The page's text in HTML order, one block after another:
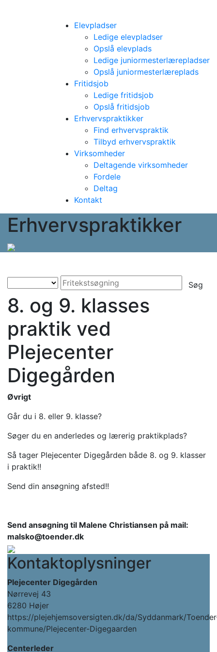
Elevpladser
Ledige elevpladser
Opslå elevplads
Ledige juniormesterlærepladser
Opslå juniormesterlæreplads
Fritidsjob
Ledige fritidsjob
Opslå fritidsjob
Erhvervspraktikker
Find erhvervspraktik
Tilbyd erhvervspraktik
Virksomheder
Deltagende virksomheder
Fordele
Deltag
Kontakt
Erhvervspraktikker
Søg
8. og 9. klasses
praktik ved
Plejecenter
Digegården
Øvrigt
Går du i 8. eller 9. klasse?
Søger du en anderledes og lærerig praktikplads?
Så tager Plejecenter Digegården både 8. og 9. klasser
i praktik!!
Send din ansøgning afsted!!
Send ansøgning til Malene Christiansen på mail:
malsko@toender.dk
Kontaktoplysninger
Plejecenter Digegården
Nørrevej 43
6280 Højer
https://plejehjemsoversigten.dk/da/Syddanmark/
kommune/Plejecenter-Digegaarden
Centerleder